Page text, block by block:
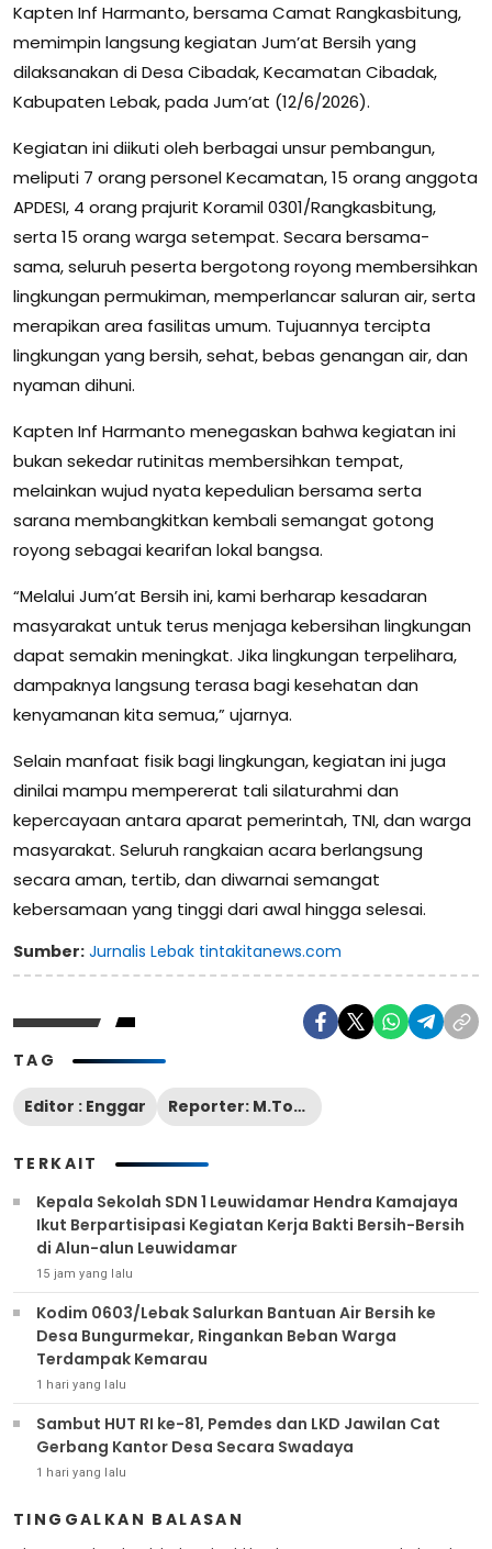
Kapten Inf Harmanto, bersama Camat Rangkasbitung,
memimpin langsung kegiatan Jum’at Bersih yang
dilaksanakan di Desa Cibadak, Kecamatan Cibadak,
Kabupaten Lebak, pada Jum’at (12/6/2026).
Kegiatan ini diikuti oleh berbagai unsur pembangun,
meliputi 7 orang personel Kecamatan, 15 orang anggota
APDESI, 4 orang prajurit Koramil 0301/Rangkasbitung,
serta 15 orang warga setempat. Secara bersama-
sama, seluruh peserta bergotong royong membersihkan
lingkungan permukiman, memperlancar saluran air, serta
merapikan area fasilitas umum. Tujuannya tercipta
lingkungan yang bersih, sehat, bebas genangan air, dan
nyaman dihuni.
Kapten Inf Harmanto menegaskan bahwa kegiatan ini
bukan sekedar rutinitas membersihkan tempat,
melainkan wujud nyata kepedulian bersama serta
sarana membangkitkan kembali semangat gotong
royong sebagai kearifan lokal bangsa.
“Melalui Jum’at Bersih ini, kami berharap kesadaran
masyarakat untuk terus menjaga kebersihan lingkungan
dapat semakin meningkat. Jika lingkungan terpelihara,
dampaknya langsung terasa bagi kesehatan dan
kenyamanan kita semua,” ujarnya.
Selain manfaat fisik bagi lingkungan, kegiatan ini juga
dinilai mampu mempererat tali silaturahmi dan
kepercayaan antara aparat pemerintah, TNI, dan warga
masyarakat. Seluruh rangkaian acara berlangsung
secara aman, tertib, dan diwarnai semangat
kebersamaan yang tinggi dari awal hingga selesai.
Sumber: Jurnalis Lebak tintakitanews.com
TAG
Editor : Enggar Reporter: M.Toufik
TERKAIT
Kepala Sekolah SDN 1 Leuwidamar Hendra Kamajaya
Ikut Berpartisipasi Kegiatan Kerja Bakti Bersih-Bersih
di Alun-alun Leuwidamar
15 jam yang lalu
Kodim 0603/Lebak Salurkan Bantuan Air Bersih ke
Desa Bungurmekar, Ringankan Beban Warga
Terdampak Kemarau
1 hari yang lalu
Sambut HUT RI ke-81, Pemdes dan LKD Jawilan Cat
Gerbang Kantor Desa Secara Swadaya
1 hari yang lalu
TINGGALKAN BALASAN